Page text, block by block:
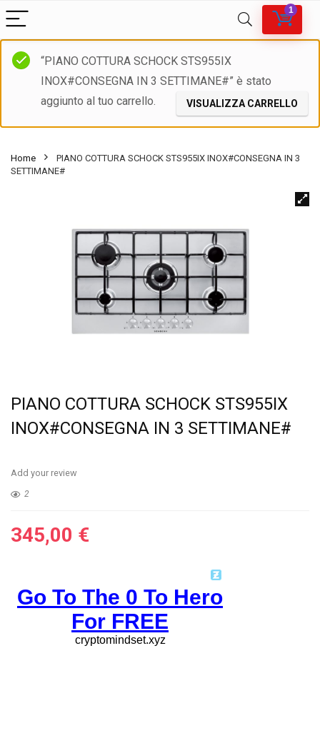
1
“PIANO COTTURA SCHOCK STS955IX
INOX#CONSEGNA IN 3 SETTIMANE#” è stato
aggiunto al tuo carrello.
VISUALIZZA CARRELLO
Home
PIANO COTTURA SCHOCK STS955IX INOX#CONSEGNA IN 3
SETTIMANE#
PIANO COTTURA SCHOCK STS955IX
INOX#CONSEGNA IN 3 SETTIMANE#
Add your review
2
345,00 €